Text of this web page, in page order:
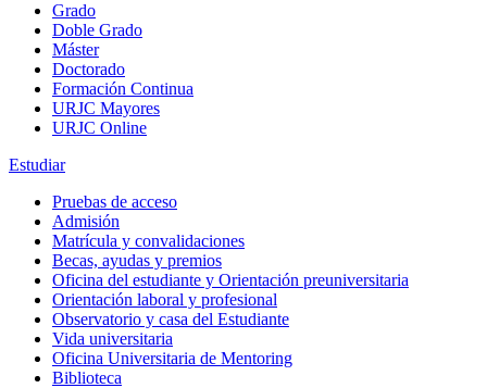
Grado
Doble Grado
Máster
Doctorado
Formación Continua
URJC Mayores
URJC Online
Estudiar
Pruebas de acceso
Admisión
Matrícula y convalidaciones
Becas, ayudas y premios
Oficina del estudiante y Orientación preuniversitaria
Orientación laboral y profesional
Observatorio y casa del Estudiante
Vida universitaria
Oficina Universitaria de Mentoring
Biblioteca